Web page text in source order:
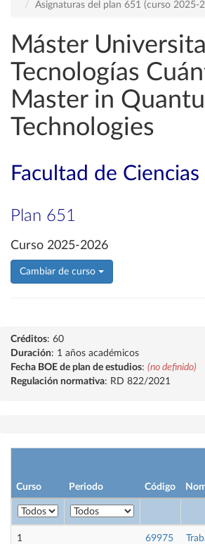
Asignaturas del plan 651 (curso 2025-
Máster
Tecnologías
Master in
Technologies
Facultad de Ciencias
Plan 651
Curso 2025-2026
Cambiar de curso
Créditos: 60
Duración: 1 años académicos
Fecha BOE de plan de estudios: (no definido)
Regulación normativa: RD 822/2021
Curso Periodo Código
1 69975